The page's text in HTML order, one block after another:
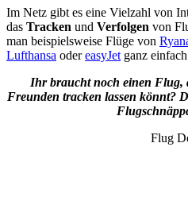
Im Netz gibt es eine Vielzahl von
das Tracken und Verfolgen von
man beispielsweise Flüge von
Lufthansa odereasyJet ganz
Ihr braucht noch einen
Freunden tracken lassen könnt?
Flug